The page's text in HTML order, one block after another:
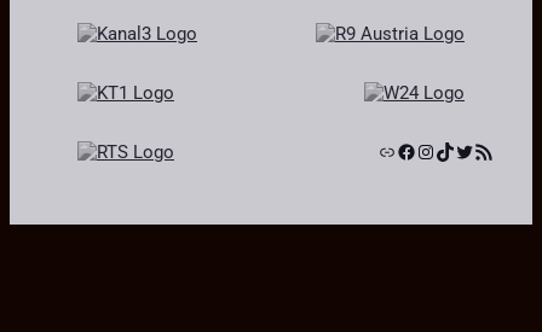
LinkFacebook
Instagram
TikTok
Twitter
RSS-Feed